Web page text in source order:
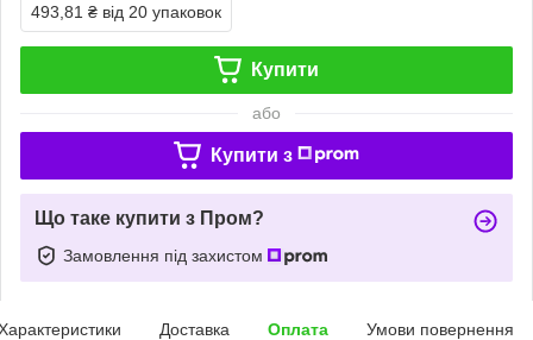
493,81 ₴ від 20 упаковок
Купити
або
Купити з
Що таке купити з Пром?
Замовлення під захистом
Доставка Оплата Умови повернення